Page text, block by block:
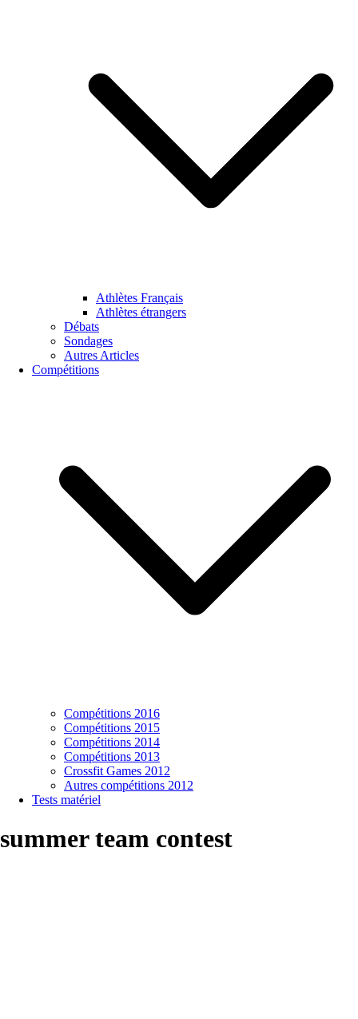
Athlètes Français
Athlètes étrangers
Débats
Sondages
Autres Articles
Compétitions
Compétitions 2016
Compétitions 2015
Compétitions 2014
Compétitions 2013
Crossfit Games 2012
Autres compétitions 2012
Tests matériel
summer team contest